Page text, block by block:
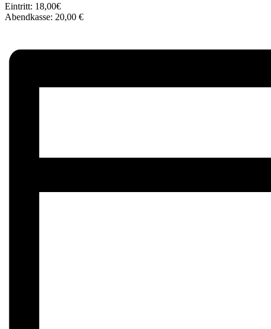
Eintritt: 18,00€
Abendkasse: 20,00 €